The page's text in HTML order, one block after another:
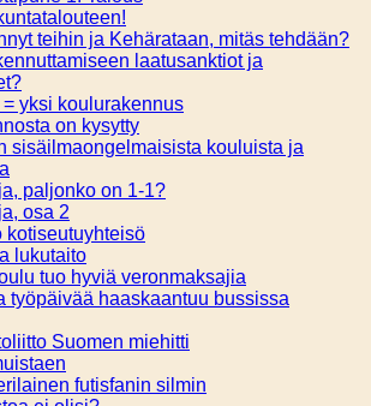
teihin ja Kehärataan, mitäs tehdään?
laatusanktiot ja
yksi koulurakennus
on kysytty
sisäilmaongelmaisista kouluista ja
paljonko on 1-1?
osa 2
kotiseutuyhteisö
lukutaito
tuo hyviä veronmaksajia
työpäivää haaskaantuu bussissa
Suomen miehitti
futisfanin silmin